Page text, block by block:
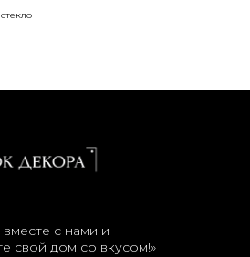
с нами и
свой дом со вкусом!»